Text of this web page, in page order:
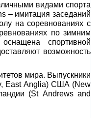
видами спорта
– имитация заседаний
на соревнованиях с
по зимним
спортивной
возможность
мира. Выпускники
East Anglia) США (New
(St Andrews and